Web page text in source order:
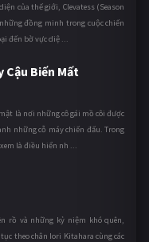
của thế giới, Clevatess (Season
đồng minh trong cuộc chiến
đến bờ vực diệ ...
Cậu Biến Mất
là nơi những cô gái mồ côi được
những cỗ máy chiến đấu. Trong
là điều hiển nh ...
rồ và những kỷ niệm khó quên,
theo chân Iori Kitahara cùng các